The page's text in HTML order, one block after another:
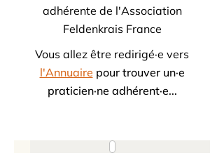
adhérente de l'Association
Feldenkrais France
Vous allez être redirigé·e vers
l'Annuaire pour trouver un·e
praticien·ne adhérent·e...